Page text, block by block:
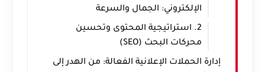
الإلكتروني: الجمال والسرعة
2. استراتيجية المحتوى وتحسين
محركات البحث (SEO)
إدارة الحملات الإعلانية الفعالة: من الهدر إلى